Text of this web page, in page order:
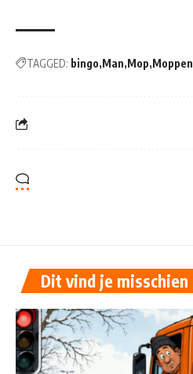
TAGGED: bingo Man Mop Moppen
Dit vind je